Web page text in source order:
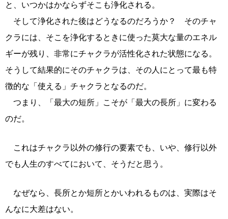
と、いつかはかならずそこも浄化される。
そして浄化された後はどうなるのだろうか？ そのチャ
クラには、そこを浄化するときに使った莫大な量のエネル
ギーが残り、非常にチャクラが活性化された状態になる。
そうして結果的にそのチャクラは、その人にとって最も特
徴的な「使える」チャクラとなるのだ。
つまり、「最大の短所」こそが「最大の長所」に変わる
のだ。
これはチャクラ以外の修行の要素でも、いや、修行以外
でも人生のすべてにおいて、そうだと思う。
なぜなら、長所とか短所とかいわれるものは、実際はそ
んなに大差はない。